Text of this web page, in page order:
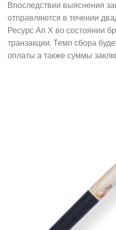
Впоследствии выяснения
отправляются в течении
Ресурс Ап Х во состоянии
транзакции. Темп сбора
оплаты а также суммы